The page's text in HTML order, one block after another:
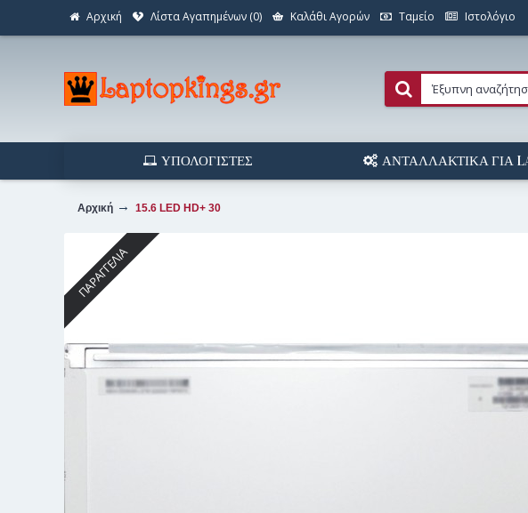
Αρχική Λίστα Αγαπημένων (0) Καλάθι Αγορών Ταμείο Ιστολόγιο
ΥΠΟΛΟΓΙΣΤΈΣ ΑΝΤΑΛΛΑΚΤΙΚΆ ΓΙΑ
Αρχική 15.6 LED HD+ 30
ΠΑΡΑΓΓΕΛΊΑ